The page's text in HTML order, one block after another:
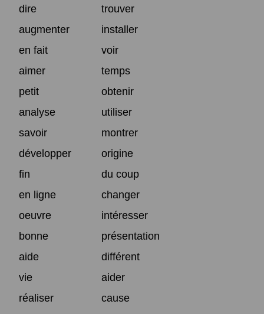
dire
trouver
augmenter
installer
en fait
voir
aimer
temps
petit
obtenir
analyse
utiliser
savoir
montrer
développer
origine
fin
du coup
en ligne
changer
oeuvre
intéresser
bonne
présentation
aide
différent
vie
aider
réaliser
cause